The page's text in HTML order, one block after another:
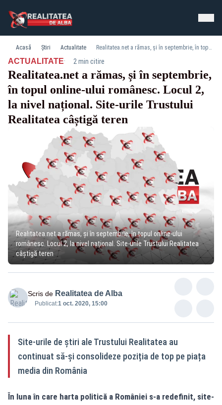
Acasă Știri Actualitate Realitatea.net a rămas, și în septembrie, în topul online-ului românesc. Locul 2, la nivel național. Site-urile Trustului Realitatea câștigă teren
ACTUALITATE· 2 min citire
Realitatea.net a rămas, și în septembrie,
în topul online-ului românesc. Locul 2,
la nivel național. Site-urile Trustului
Realitatea câștigă teren
Realitatea.net a rămas, și în septembrie, în topul online-ului
românesc. Locul 2, la nivel național. Site-urile Trustului Realitatea
câștigă teren
Scris de Realitatea de Alba
Publicat:1 oct. 2020, 15:00
Site-urile de știri ale Trustului Realitatea au
continuat să-și consolideze poziția de top pe piața
media din România
În luna în care harta politică a României s-a redefinit, site-